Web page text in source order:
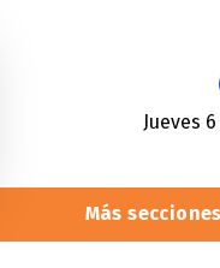
Jueves 6
Más secciones